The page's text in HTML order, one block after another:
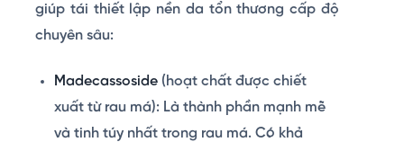
giúp tái thiết lập nền da tổn thương cấp độ
chuyên sâu:
Madecassoside (hoạt chất được chiết
xuất từ rau má): Là thành phần mạnh mẽ
và tinh túy nhất trong rau má. Có khả